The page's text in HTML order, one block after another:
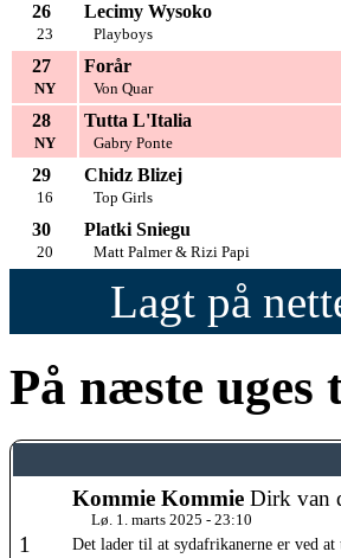
26
23
Lecimy Wysoko
Playboys
27
NY
Forår
Von Quar
28
NY
Tutta L'Italia
Gabry Ponte
29
16
Chidz Blizej
Top Girls
30
20
Platki Sniegu
Matt Palmer & Rizi Papi
Lagt på
På næste uges
1
Kommie Kommie Dirk van
Lø. 1. marts 2025 - 23:10
Det lader til at sydafrikanerne er ved